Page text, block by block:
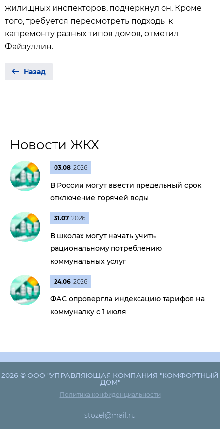
жилищных инспекторов, подчеркнул он. Кроме
того, требуется пересмотреть подходы к
капремонту разных типов домов, отметил
Файзуллин.
Назад
Новости ЖКХ
03.08 2026
В России могут ввести предельный срок
отключение горячей воды
31.07 2026
В школах могут начать учить
рациональному потреблению
коммунальных услуг
24.06 2026
ФАС опровергла индексацию тарифов на
коммуналку с 1 июля
2026 © ООО "УПРАВЛЯЮЩАЯ КОМПАНИЯ "КОМФОРТНЫЙ
ДОМ"
Политика конфиденциальности
stozel@mail.ru